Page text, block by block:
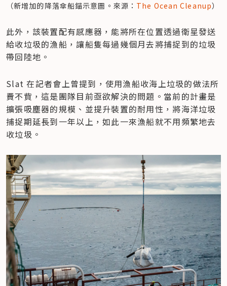
（新增加的降落傘船錨示意圖。來源： The Ocean Cleanup）
此外，該裝置配有感應器，能將所在位置透過衛星發送
給收垃圾的漁船，讓船隻每過幾個月去將捕捉到的垃圾
帶回陸地。
Slat 在記者會上曾提到，使用漁船收海上垃圾的做法所
費不貲，這是團隊目前亟欲解決的問題。當前的計畫是
擴張吸塵器的規模、並提升裝置的耐用性，將海洋垃圾
捕捉期延長到一年以上，如此一來漁船就不用頻繁地去
收垃圾。